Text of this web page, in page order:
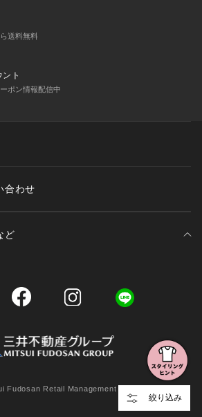
絞り込み
送料無料
ト
ポン情報配信中
合わせ
ど
Fudosan Retail Management Co., Ltd.